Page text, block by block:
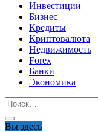
Инвестиции
Бизнес
Кредиты
Криптовалюта
Недвижимость
Forex
Банки
Экономика
Найти:
Вы здесь